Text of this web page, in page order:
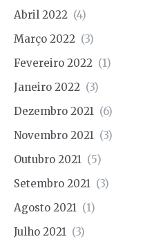
Abril 2022 (4)
Março 2022 (3)
Fevereiro 2022 (1)
Janeiro 2022 (3)
Dezembro 2021 (6)
Novembro 2021 (3)
Outubro 2021 (5)
Setembro 2021 (3)
Agosto 2021 (1)
Julho 2021 (3)